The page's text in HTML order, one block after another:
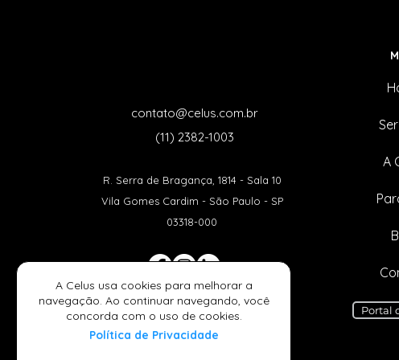
implantação — o
suporte de TI da
contato@celus.com.br
(11) 2382-1003
R. Serra de Bragança, 1814 - Sala 10
Vila Gomes Cardim - São Paulo - SP
03318-000
Política de Privacidade
A
Portal
A Celus usa cookies para melhorar a
navegação. Ao continuar navegando, você
concorda com o uso de cookies.
Política de Privacidade